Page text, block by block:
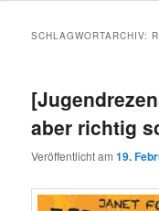
SCHLAGWORTARCHIV:
aber richtig
Veröffentlicht am19.